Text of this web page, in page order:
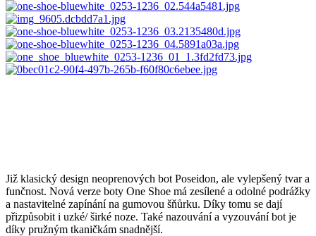
Již klasický design neoprenových bot Poseidon, ale vylepšený tvar a
funčnost. Nová verze boty One Shoe má zesílené a odolné podrážky
a nastavitelné zapínání na gumovou šňůrku. Díky tomu se dají
přizpůsobit i uzké/ širké noze. Také nazouvání a vyzouvání bot je
díky pružným tkaničkám snadnější.